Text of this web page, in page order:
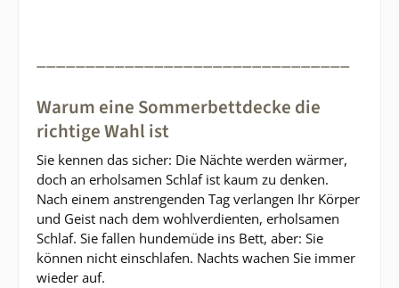
Warum eine Sommerbettdecke die
richtige Wahl ist
Sie kennen das sicher: Die Nächte werden wärmer,
doch an erholsamen Schlaf ist kaum zu denken.
Nach einem anstrengenden Tag verlangen Ihr Körper
und Geist nach dem wohlverdienten, erholsamen
Schlaf. Sie fallen hundemüde ins Bett, aber: Sie
können nicht einschlafen. Nachts wachen Sie immer
wieder auf.